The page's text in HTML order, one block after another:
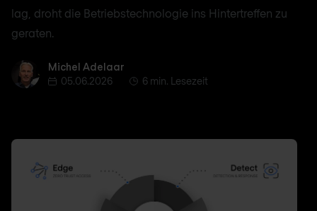
lag, droht die Betriebstechnologie ins Hintertreffen zu
geraten.
Michel Adelaar
Michel Adelaar
05.06.2026
6 min. Lesezeit